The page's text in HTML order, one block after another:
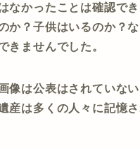
なかったことは確認でき
か？子供はいるのか？
きませんでした。
像は公表はされていな
産は多くの人々に記憶さ